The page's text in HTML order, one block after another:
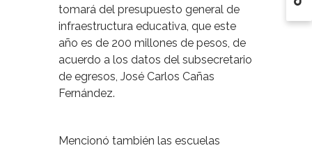
tomará del presupuesto general de
infraestructura educativa, que este
año es de 200 millones de pesos, de
acuerdo a los datos del subsecretario
de egresos, José Carlos Cañas
Fernández.
Mencionó también las escuelas